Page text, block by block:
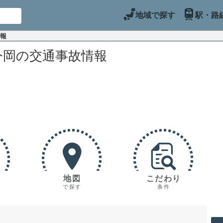
地域で探す 駅・路
の交通事故情報
地図
で探す
こだわり
条件